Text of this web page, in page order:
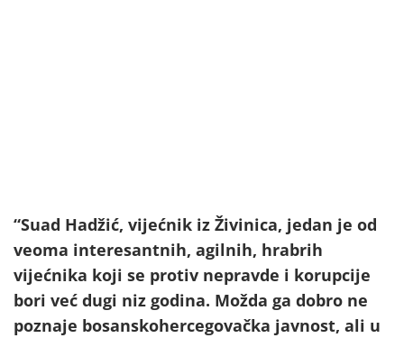
“Suad Hadžić, vijećnik iz Živinica, jedan je od
veoma interesantnih, agilnih, hrabrih
vijećnika koji se protiv nepravde i korupcije
bori već dugi niz godina. Možda ga dobro ne
poznaje bosanskohercegovačka javnost, ali u